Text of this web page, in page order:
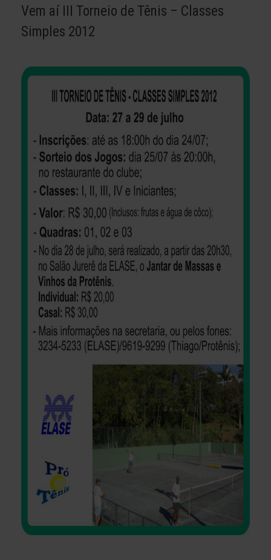
Vem aí III Torneio de Tênis – Classes
Simples 2012